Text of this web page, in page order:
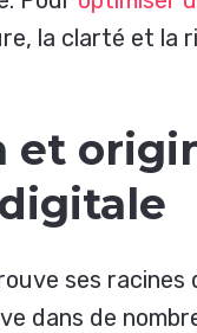
la clarté et la
ses racines
dans de